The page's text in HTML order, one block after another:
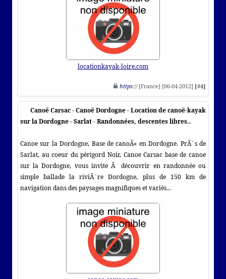
locationkayak-loire.com
https:// [France] [06-04-2012] [#4]
Canoë Carsac - Canoë Dordogne - Location de canoë-kayak
sur la Dordogne - Sarlat - Randonnées, descentes libres..
Canoe sur la Dordogne, Base de canoÃ« en Dordogne. PrÃ¨s de
Sarlat, au coeur du périgord Noir, Canoe Carsac base de canoe
sur la Dordogne, vous invite Ã découvrir en randonnée ou
simple ballade la riviÃ¨re Dordogne, plus de 150 km de
navigation dans des paysages magnifiques et variés...